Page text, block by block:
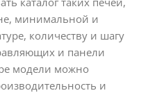
минимальной и
количеству и шагу
и панели
модели можно
и